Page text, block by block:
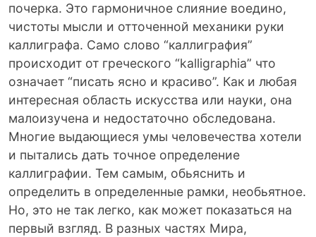
почерка. Это гармоничное слияние воедино,
чистоты мысли и отточенной механики руки
каллиграфа. Само слово “каллиграфия”
происходит от греческого “kalligraphia” что
означает “писать ясно и красиво”. Как и любая
интересная область искусства или науки, она
малоизучена и недостаточно обследована.
Многие выдающиеся умы человечества хотели
и пытались дать точное определение
каллиграфии. Тем самым, обьяснить и
определить в определенные рамки, необьятное.
Но, это не так легко, как может показаться на
первый взгляд. В разных частях Мира,